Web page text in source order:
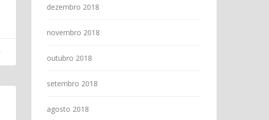
dezembro 2018
novembro 2018
outubro 2018
setembro 2018
agosto 2018